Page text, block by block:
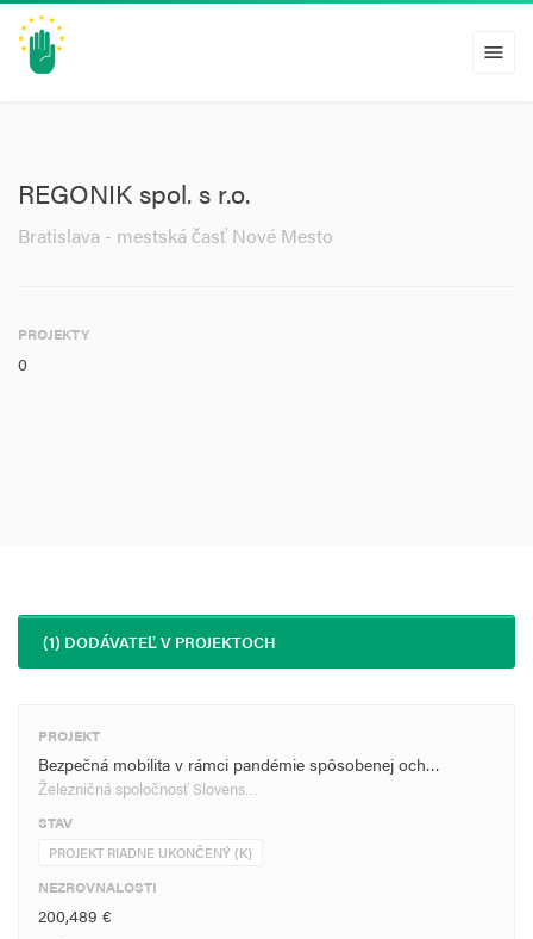
menu
REGONIK spol. s r.o.
Bratislava - mestská časť Nové Mesto
PROJEKTY
0
(1) DODÁVATEĽ V PROJEKTOCH
PROJEKT
Bezpečná mobilita v rámci pandémie spôsobenej och…
Železničná spoločnosť Slovens…
STAV
PROJEKT RIADNE UKONČENÝ (K)
NEZROVNALOSTI
200,489 €